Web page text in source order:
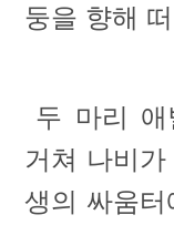
둥을 향해
두 마리 애
거쳐 나비
생의 싸움터